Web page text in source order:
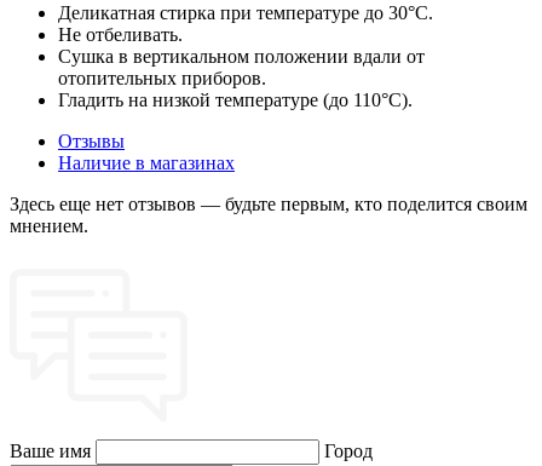
Деликатная стирка при температуре до 30°C.
Не отбеливать.
Сушка в вертикальном положении вдали от
отопительных приборов.
Гладить на низкой температуре (до 110°C).
Отзывы
Наличие в магазинах
Здесь еще нет отзывов — будьте первым, кто поделится своим
мнением.
Ваше имя
Город